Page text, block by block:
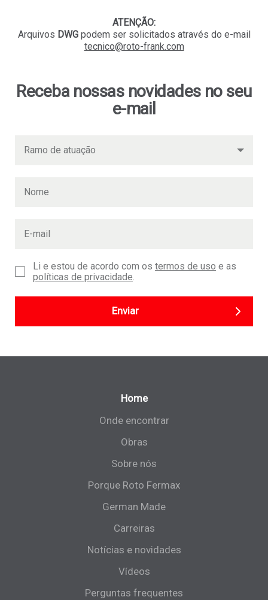
ATENÇÃO:
Arquivos DWGpodem ser solicitados através do e-mail
tecnico@roto-frank.com
Receba nossas novidades no seu
e-mail
Li e estou de acordo com os termos de uso e as
políticas de privacidade
Enviar
Home
Onde encontrar
Obras
Sobre nós
Porque Roto Fermax
German Made
Carreiras
Notícias e novidades
Vídeos
Perguntas frequentes